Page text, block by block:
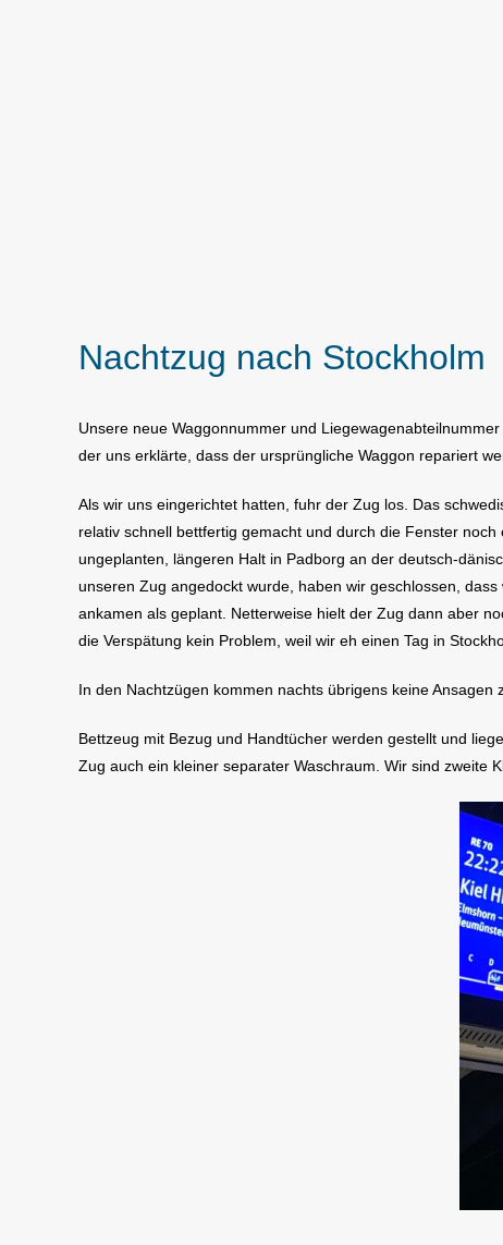
Nachtzug nach Stockholm
Unsere neue Waggonnummer und
der uns erklärte, dass der ursprüngliche Waggon repariert
Als wir uns eingerichtet hatten, fuhr der Zug los. Das
relativ schnell bettfertig gemacht und durch die Fenster
ungeplanten, längeren Halt in Padborg an der deutsch-
unseren Zug angedockt wurde, haben wir geschlossen,
ankamen als geplant. Netterweise hielt der Zug dann aber
die Verspätung kein Problem, weil wir eh einen Tag in
In den Nachtzügen kommen nachts übrigens keine
Bettzeug mit Bezug und Handtücher werden gestellt und
Zug auch ein kleiner separater Waschraum. Wir sind zweite